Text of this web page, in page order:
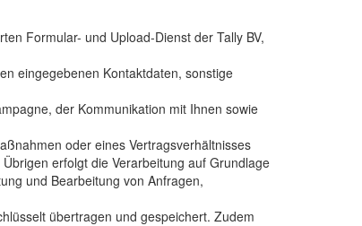
Formular- und Upload-Dienst der Tally BV,
eingegebenen Kontaktdaten, sonstige
der Kommunikation mit Ihnen sowie
oder eines Vertragsverhältnisses
erfolgt die Verarbeitung auf Grundlage
und Bearbeitung von Anfragen,
übertragen und gespeichert. Zudem